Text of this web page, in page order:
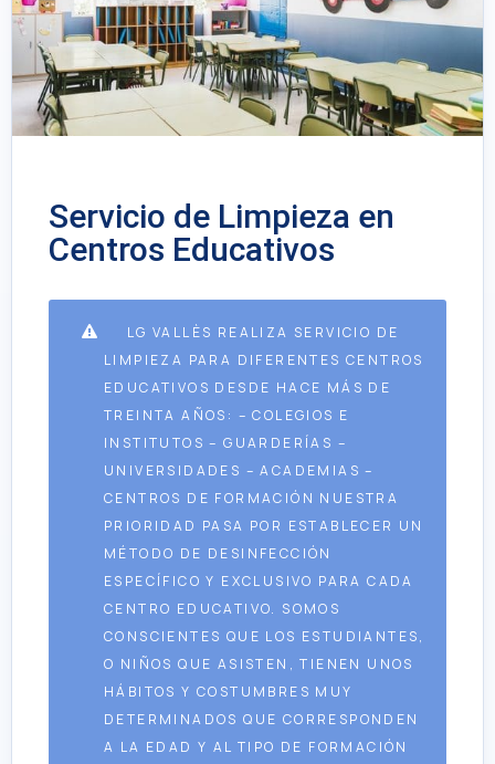
Servicio de Limpieza en
Centros Educativos
LG VALLÈS REALIZA SERVICIO DE
LIMPIEZA PARA DIFERENTES CENTROS
EDUCATIVOS DESDE HACE MÁS DE
TREINTA AÑOS: – COLEGIOS E
INSTITUTOS – GUARDERÍAS –
UNIVERSIDADES – ACADEMIAS –
CENTROS DE FORMACIÓN NUESTRA
PRIORIDAD PASA POR ESTABLECER UN
MÉTODO DE DESINFECCIÓN
ESPECÍFICO Y EXCLUSIVO PARA CADA
CENTRO EDUCATIVO. SOMOS
CONSCIENTES QUE LOS ESTUDIANTES,
O NIÑOS QUE ASISTEN, TIENEN UNOS
HÁBITOS Y COSTUMBRES MUY
DETERMINADOS QUE CORRESPONDEN
A LA EDAD Y AL TIPO DE FORMACIÓN